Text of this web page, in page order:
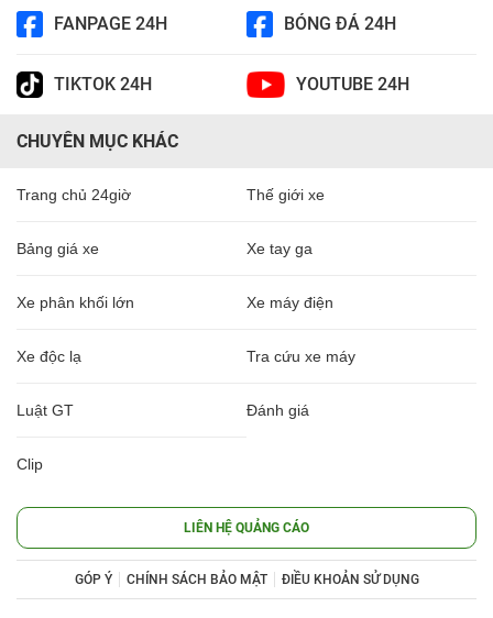
FANPAGE 24H BÓNG ĐÁ 24H
TIKTOK 24H YOUTUBE 24H
CHUYÊN MỤC KHÁC
Trang chủ 24giờ Thế giới xe
Bảng giá xe Xe tay ga
Xe phân khối lớn Xe máy điện
Xe độc lạ Tra cứu xe máy
Luật GT Đánh giá
Clip
LIÊN HỆ QUẢNG CÁO
GÓP Ý CHÍNH SÁCH BẢO MẬT ĐIỀU KHOẢN SỬ DỤNG